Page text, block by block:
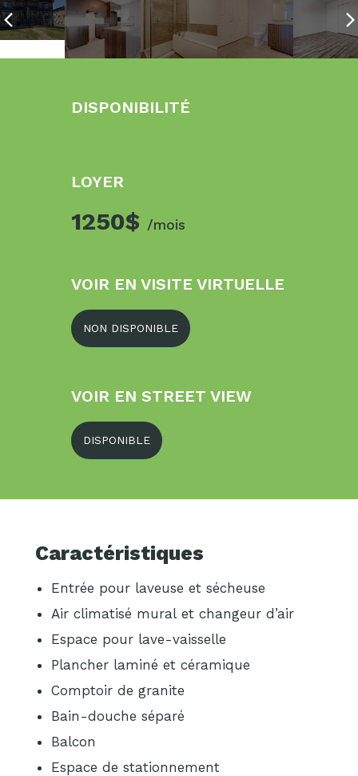
DISPONIBILITÉ
LOYER
1250$ /mois
VOIR EN VISITE VIRTUELLE
NON DISPONIBLE
VOIR EN STREET VIEW
DISPONIBLE
Caractéristiques
Entrée pour laveuse et sécheuse
Air climatisé mural et changeur d’air
Espace pour lave-vaisselle
Plancher laminé et céramique
Comptoir de granite
Bain-douche séparé
Balcon
Espace de stationnement